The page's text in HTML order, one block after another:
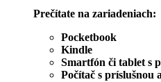
Prečítate na zariadeniach:
Pocketbook
Kindle
Smartfón či tablet s
Počítač s príslušnou